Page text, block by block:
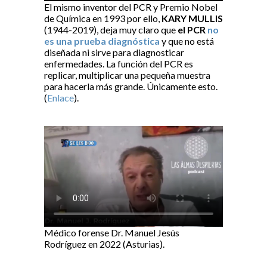
El mismo inventor del PCR y Premio Nobel
de Química en 1993 por ello, KARY MULLIS
(1944-2019), deja muy claro que el PCR no
es una prueba diagnóstica y que no está
diseñada ni sirve para diagnosticar
enfermedades. La función del PCR es
replicar, multiplicar una pequeña muestra
para hacerla más grande. Únicamente esto.
(Enlace).
Médico forense Dr. Manuel Jesús
Rodríguez en 2022 (Asturias).